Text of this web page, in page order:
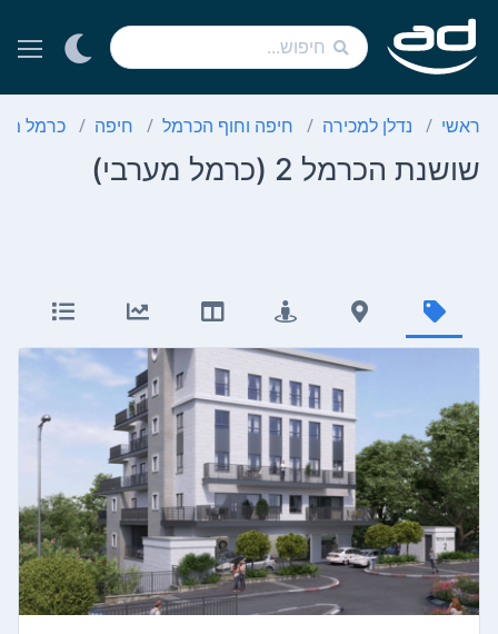
ראשי נדלן למכירה חיפה וחוף הכרמל חיפה כרמל
שושנת הכרמל 2 (כרמל מערבי)